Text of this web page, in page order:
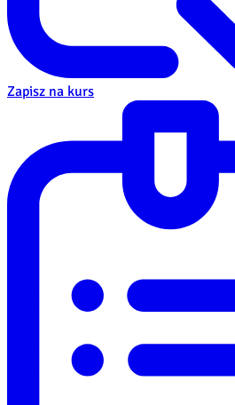
Zapisz na kurs